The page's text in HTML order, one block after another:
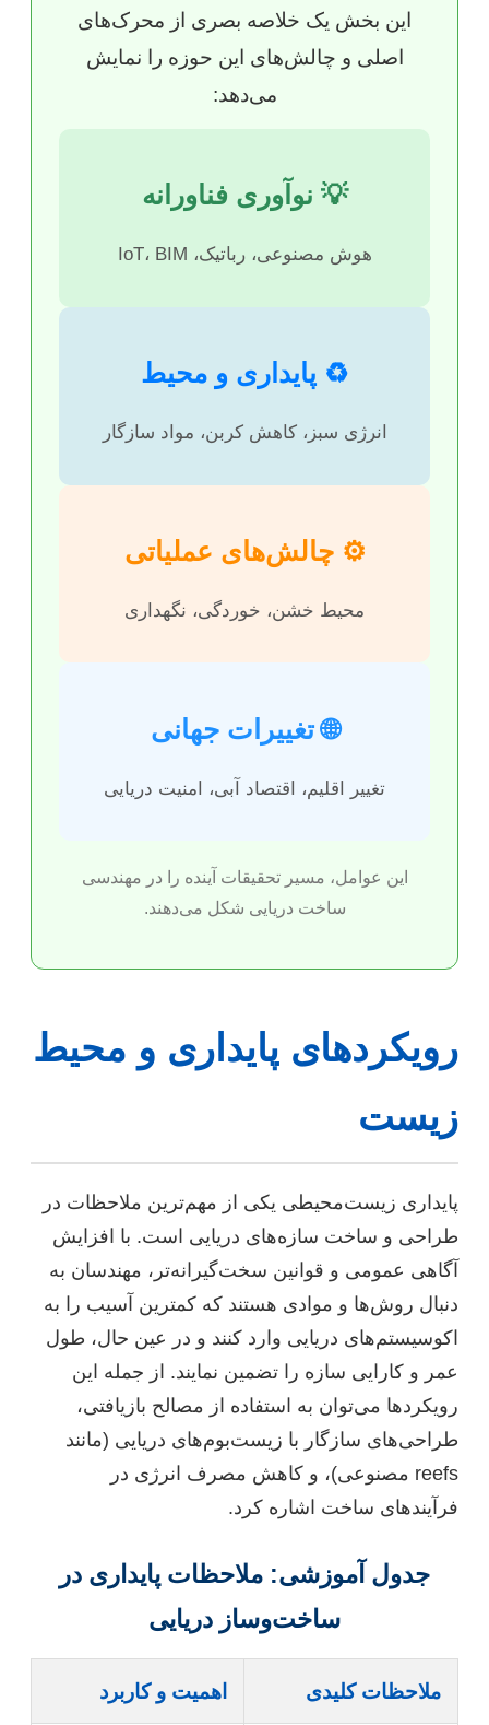
این بخش یک خلاصه بصری از محرک‌های
اصلی و چالش‌های این حوزه را نمایش
می‌دهد:
💡 نوآوری فناورانه
هوش مصنوعی، رباتیک، IoT، BIM
♻️ پایداری و محیط
انرژی سبز، کاهش کربن، مواد سازگار
⚙️ چالش‌های عملیاتی
محیط خشن، خوردگی، نگهداری
🌐 تغییرات جهانی
تغییر اقلیم، اقتصاد آبی، امنیت دریایی
این عوامل، مسیر تحقیقات آینده را در مهندسی
ساخت دریایی شکل می‌دهند.
رویکردهای پایداری و محیط
زیست
پایداری زیست‌محیطی یکی از مهم‌ترین ملاحظات در
طراحی و ساخت سازه‌های دریایی است. با افزایش
آگاهی عمومی و قوانین سخت‌گیرانه‌تر، مهندسان به
دنبال روش‌ها و موادی هستند که کمترین آسیب را به
اکوسیستم‌های دریایی وارد کنند و در عین حال، طول
عمر و کارایی سازه را تضمین نمایند. از جمله این
رویکردها می‌توان به استفاده از مصالح بازیافتی،
طراحی‌های سازگار با زیست‌بوم‌های دریایی (مانند
reefs مصنوعی)، و کاهش مصرف انرژی در
فرآیندهای ساخت اشاره کرد.
جدول آموزشی: ملاحظات پایداری در
ساخت‌وساز دریایی
ملاحظات کلیدی اهمیت و کاربرد